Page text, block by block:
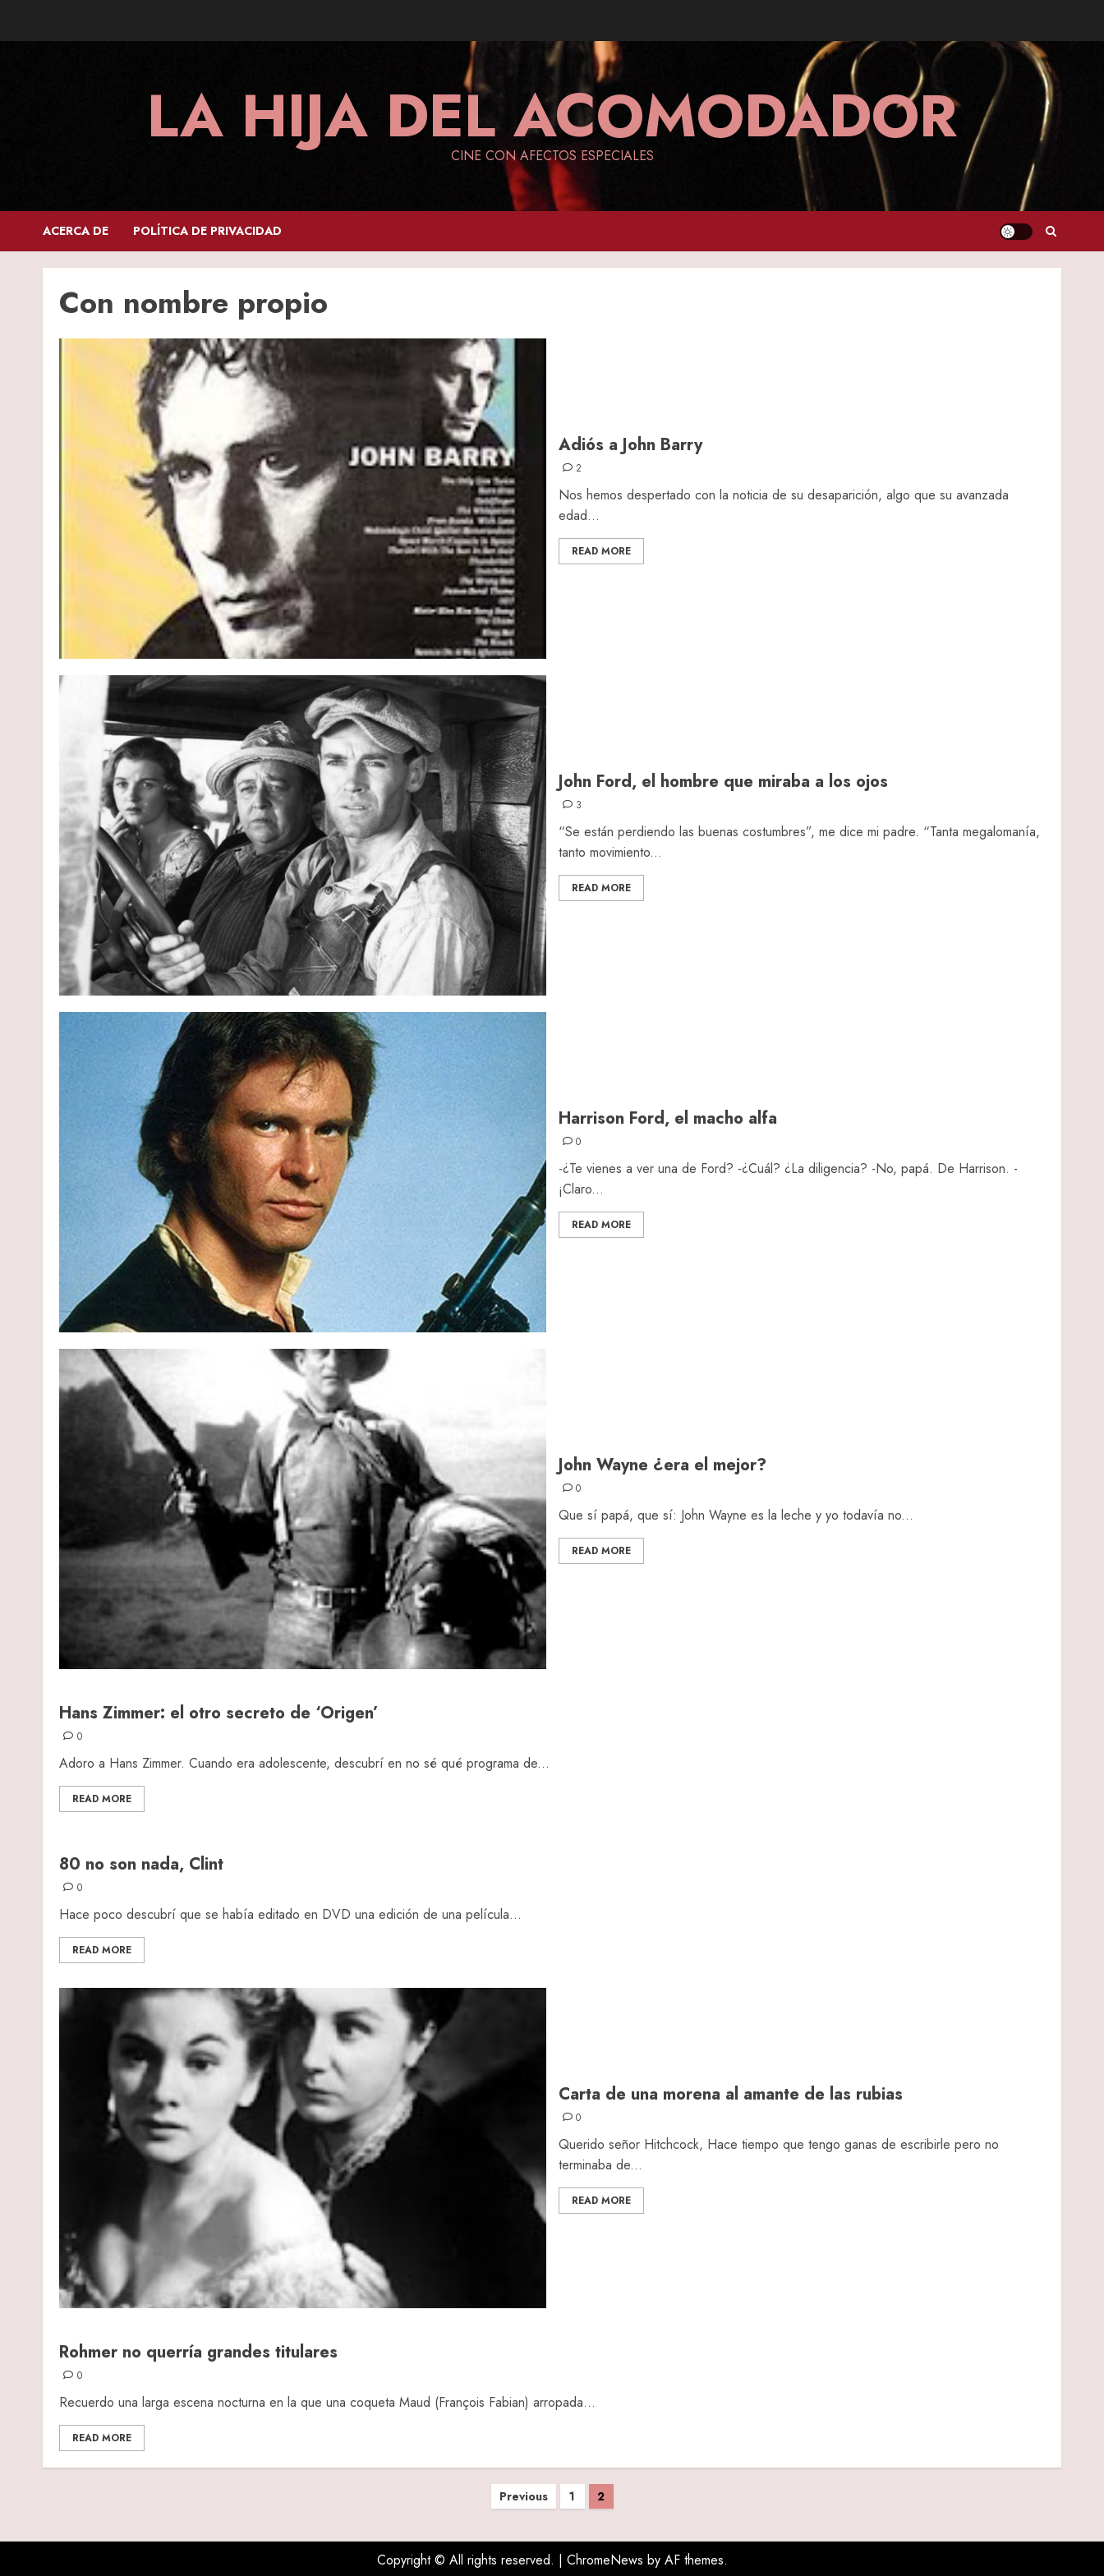
LA HIJA DEL ACOMODADOR
CINE CON AFECTOS ESPECIALES
ACERCA DE POLÍTICA DE PRIVACIDAD
Con nombre propio
Adiós a John Barry
2
Nos hemos despertado con la noticia de su desaparición, algo que su avanzada
edad...
READ MORE
John Ford, el hombre que miraba a los ojos
3
“Se están perdiendo las buenas costumbres”, me dice mi padre. “Tanta megalomanía,
tanto movimiento...
READ MORE
Harrison Ford, el macho alfa
0
-¿Te vienes a ver una de Ford? -¿Cuál? ¿La diligencia? -No, papá. De Harrison. -
¡Claro...
READ MORE
John Wayne ¿era el mejor?
0
Que sí papá, que sí: John Wayne es la leche y yo todavía no...
READ MORE
Hans Zimmer: el otro secreto de ‘Origen’
0
Adoro a Hans Zimmer. Cuando era adolescente, descubrí en no sé qué programa de...
READ MORE
80 no son nada, Clint
0
Hace poco descubrí que se había editado en DVD una edición de una película...
READ MORE
Carta de una morena al amante de las rubias
0
Querido señor Hitchcock, Hace tiempo que tengo ganas de escribirle pero no
terminaba de...
READ MORE
Rohmer no querría grandes titulares
0
Recuerdo una larga escena nocturna en la que una coqueta Maud (François Fabian) arropada...
READ MORE
Previous 1 2
Copyright © All rights reserved. | ChromeNews by AF themes.